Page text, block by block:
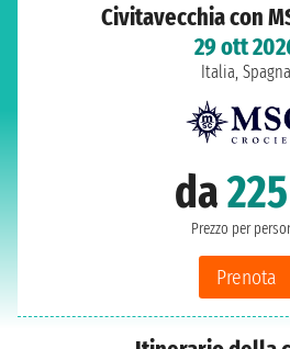
Civitavecchia con
29 ott
Italia, Spagna
da
Prezzo per
Prenota